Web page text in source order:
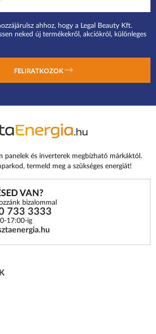
ahhoz, hogy a Legal Beauty Kft.
neked új termékekről, akciókról, különleges
FELIRATKOZOK
panelek és inverterek megbízható márkáktól.
termeld meg a szükséges energiát!
VAN?
bizalommal
733 3333
17:00-ig